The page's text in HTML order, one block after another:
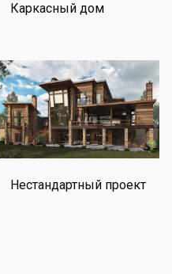
Каркасный дом
Нестандартный проект